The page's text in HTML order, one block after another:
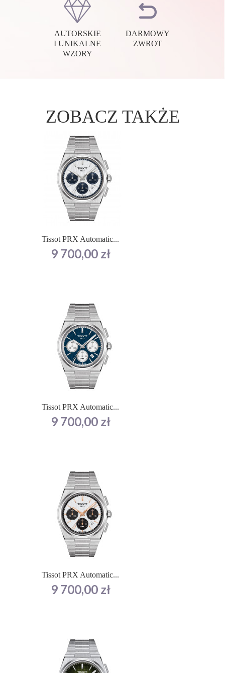
AUTORSKIE
I UNIKALNE
WZORY
DARMOWY
ZWROT
ZOBACZ TAKŻE
Tissot PRX Automatic...
Cena
9 700,00 zł
Tissot PRX Automatic...
Cena
9 700,00 zł
Tissot PRX Automatic...
Cena
9 700,00 zł